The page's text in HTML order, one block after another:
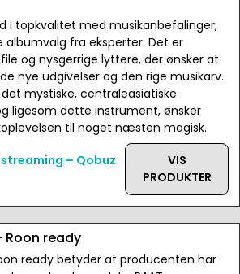
i topkvalitet med musikanbefalinger,
albumvalg fra eksperter. Det er
og nysgerrige lyttere, der ønsker at
nye udgivelser og den rige musikarv.
mystiske, centraleasiatiske
ligesom dette instrument, ønsker
til noget næsten magisk.
– Qobuz
VIS
PRODUKTER
Roon ready
ready betyder at producenten har